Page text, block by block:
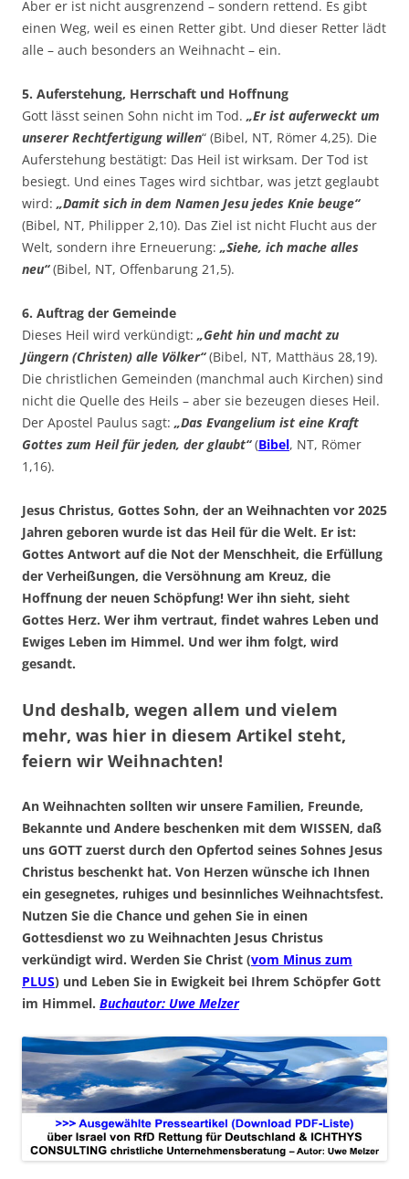
Aber er ist nicht ausgrenzend – sondern rettend. Es gibt
einen Weg, weil es einen Retter gibt. Und dieser Retter lädt
alle – auch besonders an Weihnacht – ein.
5. Auferstehung, Herrschaft und Hoffnung
Gott lässt seinen Sohn nicht im Tod. „Er ist auferweckt um
unserer Rechtfertigung willen“ (Bibel, NT, Römer 4,25). Die
Auferstehung bestätigt: Das Heil ist wirksam. Der Tod ist
besiegt. Und eines Tages wird sichtbar, was jetzt geglaubt
wird: „Damit sich in dem Namen Jesu jedes Knie beuge“
(Bibel, NT, Philipper 2,10). Das Ziel ist nicht Flucht aus der
Welt, sondern ihre Erneuerung: „Siehe, ich mache alles
neu“(Bibel, NT, Offenbarung 21,5).
6. Auftrag der Gemeinde
Dieses Heil wird verkündigt: „Geht hin und macht zu
Jüngern (Christen) alle Völker“(Bibel, NT, Matthäus 28,19).
Die christlichen Gemeinden (manchmal auch Kirchen) sind
nicht die Quelle des Heils – aber sie bezeugen dieses Heil.
Der Apostel Paulus sagt: „Das Evangelium ist eine Kraft
Gottes zum Heil für jeden, der glaubt“(Bibel, NT, Römer
1,16).
Jesus Christus, Gottes Sohn, der an Weihnachten vor 2025
Jahren geboren wurde ist das Heil für die Welt. Er ist:
Gottes Antwort auf die Not der Menschheit, die Erfüllung
der Verheißungen, die Versöhnung am Kreuz, die
Hoffnung der neuen Schöpfung! Wer ihn sieht, sieht
Gottes Herz. Wer ihm vertraut, findet wahres Leben und
Ewiges Leben im Himmel. Und wer ihm folgt, wird
gesandt.
Und deshalb, wegen allem und vielem
mehr, was hier in diesem Artikel steht,
feiern wir Weihnachten!
An Weihnachten sollten wir unsere Familien, Freunde,
Bekannte und Andere beschenken mit dem WISSEN, daß
uns GOTT zuerst durch den Opfertod seines Sohnes Jesus
Christus beschenkt hat. Von Herzen wünsche ich Ihnen
ein gesegnetes, ruhiges und besinnliches Weihnachtsfest.
Nutzen Sie die Chance und gehen Sie in einen
Gottesdienst wo zu Weihnachten Jesus Christus
verkündigt wird. Werden Sie Christ (vom Minus zum
PLUS) und Leben Sie in Ewigkeit bei Ihrem Schöpfer Gott
im Himmel. Buchautor: Uwe Melzer